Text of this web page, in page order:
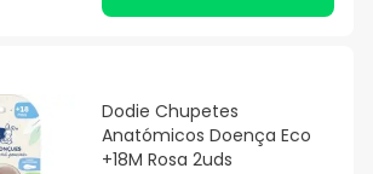
Dodie Chupetes
Anatómicos Doença Eco
+18M Rosa 2uds